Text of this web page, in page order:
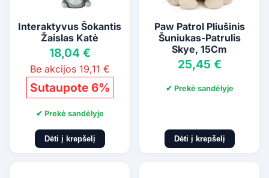
Interaktyvus Šokantis
Žaislas Katė
18,04 €
Be akcijos 19,11 €
Sutaupote 6%
✔ Prekė sandėlyje
Dėti į krepšelį
Paw Patrol Pliušinis
Šuniukas-Patrulis
Skye, 15Cm
25,45 €
✔ Prekė sandėlyje
Dėti į krepšelį